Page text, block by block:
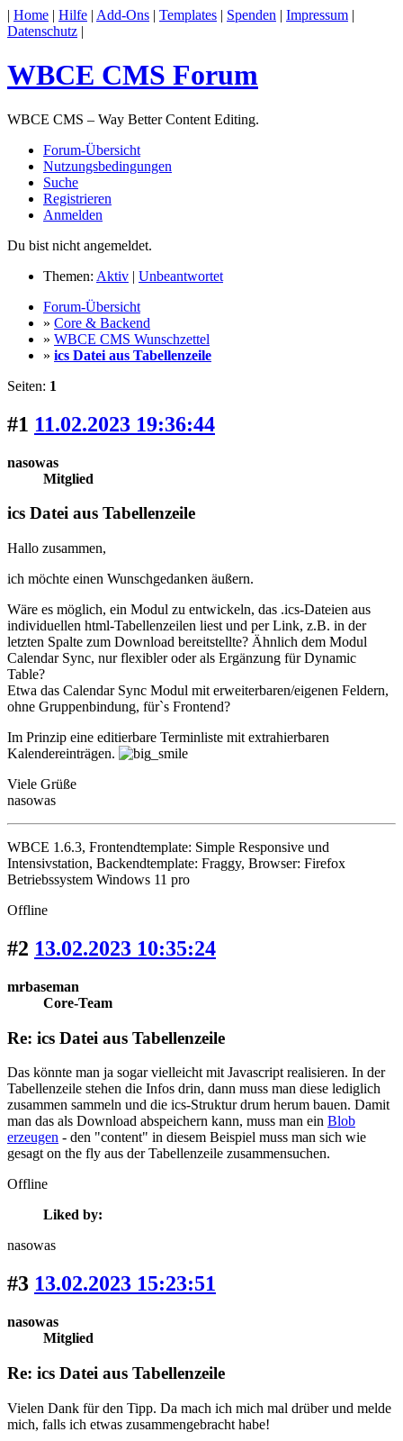
| Home | Hilfe | Add-Ons | Templates | Spenden | Impressum |
Datenschutz |
WBCE CMS Forum
WBCE CMS – Way Better Content Editing.
Forum-Übersicht
Nutzungsbedingungen
Suche
Registrieren
Anmelden
Du bist nicht angemeldet.
Themen: Aktiv | Unbeantwortet
Forum-Übersicht
» Core & Backend
» WBCE CMS Wunschzettel
» ics Datei aus Tabellenzeile
Seiten: 1
#1 11.02.2023 19:36:44
nasowas
Mitglied
ics Datei aus Tabellenzeile
Hallo zusammen,
ich möchte einen Wunschgedanken äußern.
Wäre es möglich, ein Modul zu entwickeln, das .ics-Dateien aus
individuellen html-Tabellenzeilen liest und per Link, z.B. in der
letzten Spalte zum Download bereitstellte? Ähnlich dem Modul
Calendar Sync, nur flexibler oder als Ergänzung für Dynamic
Table?
Etwa das Calendar Sync Modul mit erweiterbaren/eigenen Feldern,
ohne Gruppenbindung, für`s Frontend?
Im Prinzip eine editierbare Terminliste mit extrahierbaren
Kalendereinträgen.
Viele Grüße
nasowas
WBCE 1.6.3, Frontendtemplate: Simple Responsive und
Intensivstation, Backendtemplate: Fraggy, Browser: Firefox
Betriebssystem Windows 11 pro
Offline
#2 13.02.2023 10:35:24
mrbaseman
Core-Team
Re: ics Datei aus Tabellenzeile
Das könnte man ja sogar vielleicht mit Javascript realisieren. In der
Tabellenzeile stehen die Infos drin, dann muss man diese lediglich
zusammen sammeln und die ics-Struktur drum herum bauen. Damit
man das als Download abspeichern kann, muss man ein Blob
erzeugen - den "content" in diesem Beispiel muss man sich wie
gesagt on the fly aus der Tabellenzeile zusammensuchen.
Offline
Liked by:
nasowas
#3 13.02.2023 15:23:51
nasowas
Mitglied
Re: ics Datei aus Tabellenzeile
Vielen Dank für den Tipp. Da mach ich mich mal drüber und melde
mich, falls ich etwas zusammengebracht habe!